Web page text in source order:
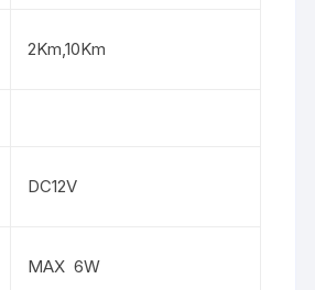
2Km,10Km
DC12V
MAX 6W